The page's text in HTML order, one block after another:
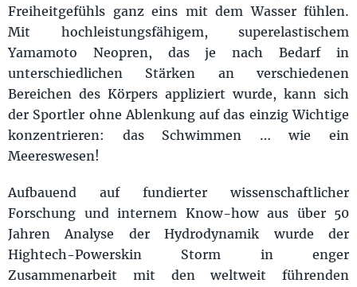
Freiheitgefühls ganz eins mit dem Wasser fühlen.
Mit hochleistungsfähigem, superelastischem
Yamamoto Neopren, das je nach Bedarf in
unterschiedlichen Stärken an verschiedenen
Bereichen des Körpers appliziert wurde, kann sich
der Sportler ohne Ablenkung auf das einzig Wichtige
konzentrieren: das Schwimmen … wie ein
Meereswesen!
Aufbauend auf fundierter wissenschaftlicher
Forschung und internem Know-how aus über 50
Jahren Analyse der Hydrodynamik wurde der
Hightech-Powerskin Storm in enger
Zusammenarbeit mit den weltweit führenden